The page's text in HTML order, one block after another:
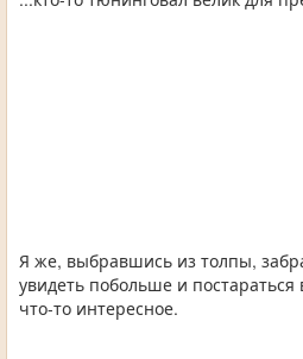
Я же, выбравшись из толпы,
увидеть побольше и постараться
что-то интересное.